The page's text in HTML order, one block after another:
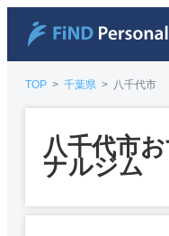
TOP > 千葉県 > 八千代市
八千代市
ナルジム